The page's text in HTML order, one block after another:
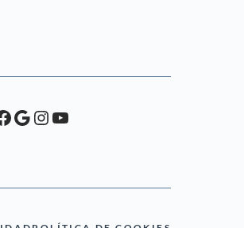
Google
Instagram
YouTube